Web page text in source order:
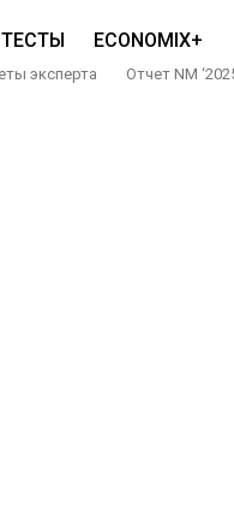
ТЕСТЫ ECONOMIX+
эксперта Отчет NM